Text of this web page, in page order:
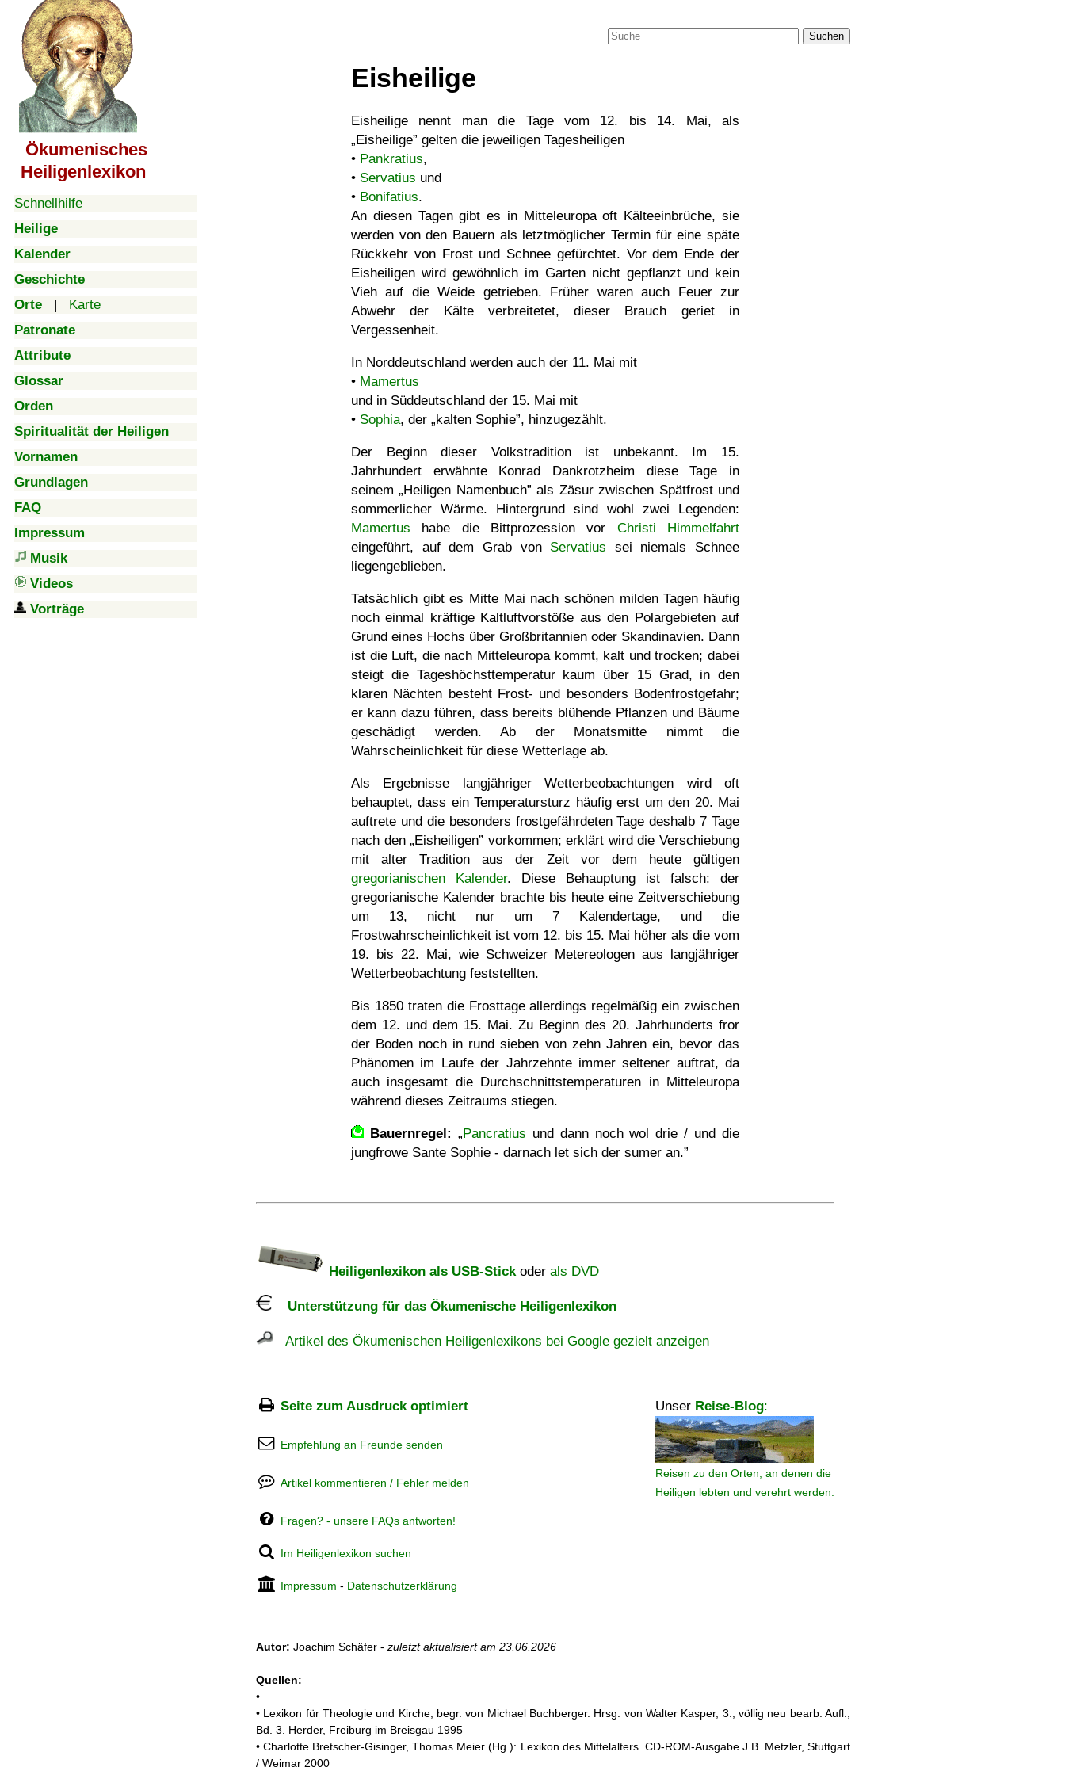
Ökumenisches
Heiligenlexikon
Schnellhilfe
Heilige
Kalender
Geschichte
Orte | Karte
Patronate
Attribute
Glossar
Orden
Spiritualität der Heiligen
Vornamen
Grundlagen
FAQ
Impressum
Musik
Videos
Vorträge
Suchen
Eisheilige
Eisheilige nennt man die Tage vom 12. bis 14. Mai, als
Eisheilige gelten die jeweiligen Tagesheiligen
• Pankratius,
• Servatius und
• Bonifatius.
An diesen Tagen gibt es in Mitteleuropa oft Kälteeinbrüche, sie
werden von den Bauern als letztmöglicher Termin für eine späte
Rückkehr von Frost und Schnee gefürchtet. Vor dem Ende der
Eisheiligen wird gewöhnlich im Garten nicht gepflanzt und kein
Vieh auf die Weide getrieben. Früher waren auch Feuer zur
Abwehr der Kälte verbreitetet, dieser Brauch geriet in
Vergessenheit.
In Norddeutschland werden auch der 11. Mai mit
• Mamertus
und in Süddeutschland der 15. Mai mit
• Sophia, der kalten Sophie , hinzugezählt.
Der Beginn dieser Volkstradition ist unbekannt. Im 15.
Jahrhundert erwähnte Konrad Dankrotzheim diese Tage in
seinem Heiligen Namenbuch
als Zäsur zwischen Spätfrost und
sommerlicher Wärme. Hintergrund sind wohl zwei Legenden:
Mamertus habe die Bittprozession vor Christi Himmelfahrt
eingeführt, auf dem Grab von Servatius sei niemals Schnee
liegengeblieben.
Tatsächlich gibt es Mitte Mai nach schönen milden Tagen häufig
noch einmal kräftige Kaltluftvorstöße aus den Polargebieten auf
Grund eines Hochs über Großbritannien oder Skandinavien. Dann
ist die Luft, die nach Mitteleuropa kommt, kalt und trocken; dabei
steigt die Tageshöchsttemperatur kaum über 15 Grad, in den
klaren Nächten besteht Frost- und besonders Bodenfrostgefahr;
er kann dazu führen, dass bereits blühende Pflanzen und Bäume
geschädigt werden. Ab der Monatsmitte nimmt die
Wahrscheinlichkeit für diese Wetterlage ab.
Als Ergebnisse langjähriger Wetterbeobachtungen wird oft
behauptet, dass ein Temperatursturz häufig erst um den 20. Mai
auftrete und die besonders frostgefährdeten Tage deshalb 7 Tage
nach den Eisheiligen
vorkommen; erklärt wird die Verschiebung
mit alter Tradition aus der Zeit vor dem heute gültigen
gregorianischen Kalender. Diese Behauptung ist falsch: der
gregorianische Kalender brachte bis heute eine Zeitverschiebung
um 13, nicht nur um 7 Kalendertage, und die
Frostwahrscheinlichkeit ist vom 12. bis 15. Mai höher als die vom
19. bis 22. Mai, wie Schweizer Metereologen aus langjähriger
Wetterbeobachtung feststellten.
Bis 1850 traten die Frosttage allerdings regelmäßig ein zwischen
dem 12. und dem 15. Mai. Zu Beginn des 20. Jahrhunderts fror
der Boden noch in rund sieben von zehn Jahren ein, bevor das
Phänomen im Laufe der Jahrzehnte immer seltener auftrat, da
auch insgesamt die Durchschnittstemperaturen in Mitteleuropa
während dieses Zeitraums stiegen.
Bauernregel: Pancratius und dann noch wol drie / und die
jungfrowe Sante Sophie - darnach let sich der sumer an.
Heiligenlexikon als USB-Stickoder als DVD
Unterstützung für das Ökumenische Heiligenlexikon
Artikel des Ökumenischen Heiligenlexikons bei Google gezielt anzeigen
Seite zum Ausdruck optimiert Unser Reise-Blog:
Reisen zu den Orten, an denen die
Heiligen lebten und verehrt werden.
Empfehlung an Freunde senden
Artikel kommentieren / Fehler melden
Fragen? - unsere FAQs antworten!
Im Heiligenlexikon suchen
Impressum - Datenschutzerklärung
Autor: Joachim Schäfer - zuletzt aktualisiert am 23.06.2026
Quellen:
•
• Lexikon für Theologie und Kirche, begr. von Michael Buchberger. Hrsg. von Walter Kasper, 3., völlig neu bearb. Aufl.,
Bd. 3. Herder, Freiburg im Breisgau 1995
• Charlotte Bretscher-Gisinger, Thomas Meier (Hg.): Lexikon des Mittelalters. CD-ROM-Ausgabe J.B. Metzler, Stuttgart
/ Weimar 2000